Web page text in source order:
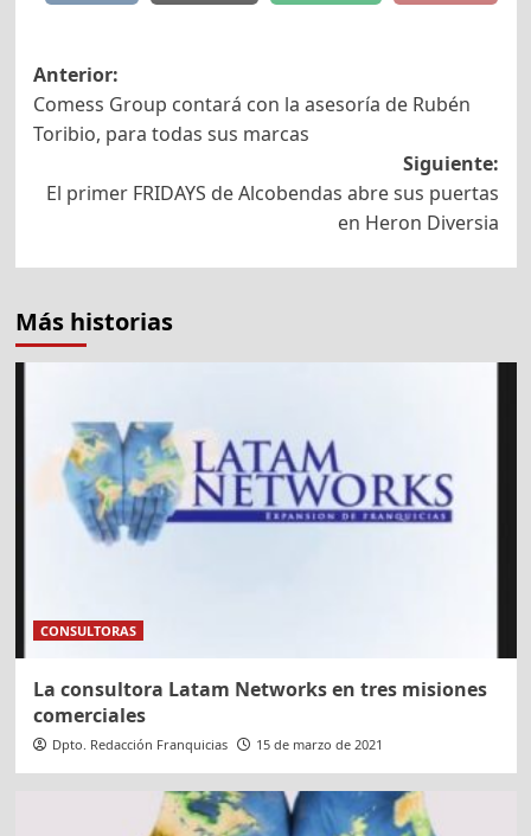
Navegación
de
entradas
Anterior:
Comess Group contará con la asesoría de Rubén
Toribio, para todas sus marcas
Siguiente:
El primer FRIDAYS de Alcobendas abre sus puertas
en Heron Diversia
Más historias
CONSULTORAS
La consultora Latam Networks en tres misiones
comerciales
Dpto. Redacción Franquicias 15 de marzo de 2021